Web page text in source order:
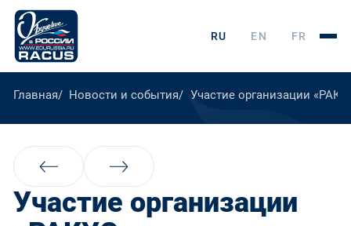
RU EN FR
Главная Новости и события Участие организации
Участие организации